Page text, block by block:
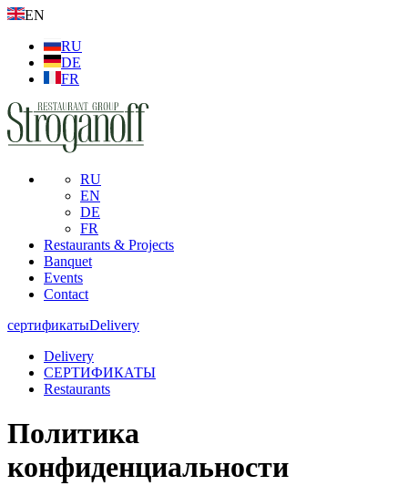
EN
RU
DE
FR
RU
EN
DE
FR
Restaurants & Projects
Banquet
Events
Contact
сертификатыDelivery
Delivery
СЕРТИФИКАТЫ
Restaurants
Политика
конфиденциальности